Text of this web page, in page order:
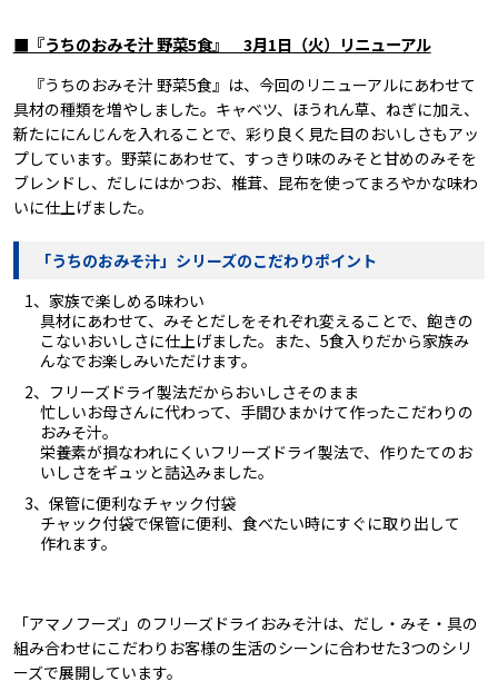
■『うちのおみそ汁 野菜5食』 3月1日（火）リニューアル
『うちのおみそ汁 野菜5食』は、今回のリニューアルにあわせて
具材の種類を増やしました。キャベツ、ほうれん草、ねぎに加え、
新たににんじんを入れることで、彩り良く見た目のおいしさもアッ
プしています。野菜にあわせて、すっきり味のみそと甘めのみそを
ブレンドし、だしにはかつお、椎茸、昆布を使ってまろやかな味わ
いに仕上げました。
「うちのおみそ汁」シリーズのこだわりポイント
1、家族で楽しめる味わい
具材にあわせて、みそとだしをそれぞれ変えることで、飽きの
こないおいしさに仕上げました。また、5食入りだから家族み
んなでお楽しみいただけます。
2、フリーズドライ製法だからおいしさそのまま
忙しいお母さんに代わって、手間ひまかけて作ったこだわりの
おみそ汁。
栄養素が損なわれにくいフリーズドライ製法で、作りたてのお
いしさをギュッと詰込みました。
3、保管に便利なチャック付袋
チャック付袋で保管に便利、食べたい時にすぐに取り出して
作れます。
「アマノフーズ」のフリーズドライおみそ汁は、だし・みそ・具の
組み合わせにこだわりお客様の生活のシーンに合わせた3つのシリ
ーズで展開しています。